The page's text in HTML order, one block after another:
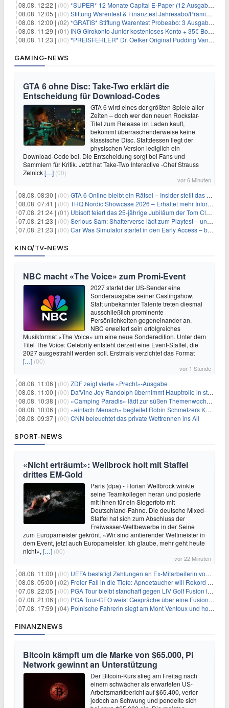
08.08. 12:22 | (00) *SUPER* 12 Monate Capital E-Paper (12 Ausgaben) für NUR 7€ (statt 80,04€)
08.08. 12:05 | (00) Stiftung Warentest & Finanztest Jahresabo/Prämienabo für 35€ + Buchprämie
08.08. 12:00 | (02) *GRATIS* Stiftung Warentest Probeabo: 3 Ausgaben gratis im Wert von 25,20€
08.08. 11:29 | (01) ING Girokonto Junior kostenloses Konto + 35€ Bonus
08.08. 11:23 | (00) *PREISFEHLER* Dr. Oetker Original Pudding Vanille 22er-Pack für 2,97€
GAMING-NEWS
GTA 6 ohne Disc: Take-Two erklärt die
Entscheidung für Download-Codes
GTA 6 wird eines der größten Spiele aller
Zeiten – doch wer den neuen Rockstar-
Titel zum Release im Laden kauft,
bekommt überraschenderweise keine
klassische Disc. Stattdessen liegt der
physischen Version lediglich ein
Download-Code bei. Die Entscheidung sorgt bei Fans und
Sammlern für Kritik. Jetzt hat Take-Two Interactive -Chef Strauss
Zelnick[…] (00)
vor 6 Minuten
08.08. 08:30 | (00) GTA 6 Online bleibt ein Rätsel – Insider stellt das neue Gerücht klar
08.08. 07:41 | (00) THQ Nordic Showcase 2026 – Erhaltet mehr Informationen
07.08. 21:24 | (01) Ubisoft feiert das 25-jährige Jubiläum der Tom Clancy’s Ghost Recon-Reihe
07.08. 21:23 | (00) Serious Sam: Shatterverse lädt zum Playtest – und erscheint schon bald!
07.08. 21:23 | (00) Car Was Simulator startet in den Early Access – bald gehts los!
KINO/TV-NEWS
NBC macht «The Voice» zum Promi-Event
2027 startet der US-Sender eine
Sonderausgabe seiner Castingshow.
Statt unbekannter Talente treten diesmal
ausschließlich prominente
Persönlichkeiten gegeneinander an.
NBC erweitert sein erfolgreiches
Musikformat «The Voice» um eine neue Sonderedition. Unter dem
Titel The Voice: Celebrity entsteht derzeit eine Event-Staffel, die
2027 ausgestrahlt werden soll. Erstmals verzichtet das Format
[…] (00)
vor 1 Stunde
08.08. 11:06 | (00) ZDF zeigt vierte «Precht»-Ausgabe
08.08. 11:00 | (00) Da'Vine Joy Randolph übernimmt Hauptrolle in starbesetzter schwarzer Komödie
08.08. 10:38 | (00) «Camping Paradis» lädt zur süßen Themenwoche ein
08.08. 10:06 | (00) «einfach Mensch» begleitet Robin Schmetzers Kampf gegen eine seltene Krankheit
08.08. 09:37 | (00) CNN beleuchtet das private Wettrennen ins All
SPORT-NEWS
«Nicht erträumt»: Wellbrock holt mit Staffel
drittes EM-Gold
Paris (dpa) - Florian Wellbrock winkte
seine Teamkollegen heran und posierte
mit ihnen für ein Siegerfoto mit
Deutschland-Fahne. Die deutsche Mixed-
Staffel hat sich zum Abschluss der
Freiwasser-Wettbewerbe in der Seine
zum Europameister gekrönt. «Wir sind amtierender Weltmeister in
dem Event, jetzt auch Europameister. Ich glaube, mehr geht heute
nicht», […] (00)
vor 22 Minuten
08.08. 11:00 | (00) UEFA bestätigt Zahlungen an Ex-Mitarbeiterin von Infantino
08.08. 05:00 | (02) Freier Fall in die Tiefe: Apnoetaucher will Rekord brechen
07.08. 22:05 | (00) PGA Tour bleibt standhaft gegen LIV Golf Fusion in einem sich wandelnden Sportumfeld
07.08. 21:06 | (00) PGA Tour-CEO weist Gespräche über eine Fusion mit LIV Golf zurück und bekräftigt die Wettbewerbslandschaft
07.08. 17:59 | (04) Polnische Fahrerin siegt am Mont Ventoux und holt Tour-Gelb
FINANZNEWS
Bitcoin kämpft um die Marke von $65.000, Pi
Network gewinnt an Unterstützung
Der Bitcoin-Kurs stieg am Freitag nach
einem schwächer als erwarteten US-
Arbeitsmarktbericht auf $65.400, verlor
jedoch an Schwung und pendelte sich